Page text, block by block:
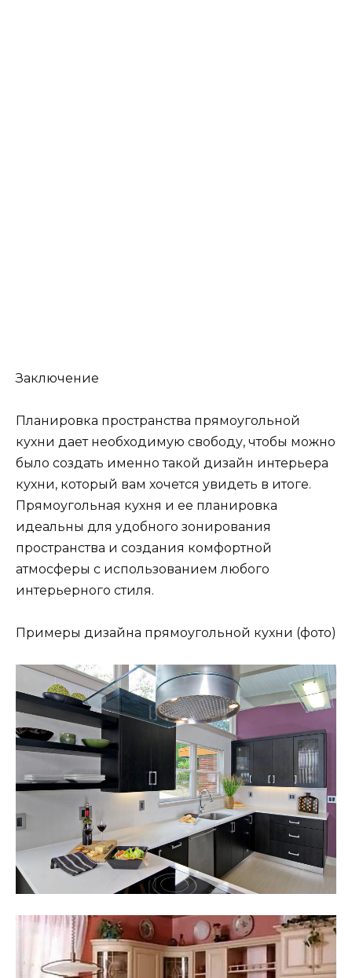
Заключение
Планировка пространства прямоугольной
кухни дает необходимую свободу, чтобы можно
было создать именно такой дизайн интерьера
кухни, который вам хочется увидеть в итоге.
Прямоугольная кухня и ее планировка
идеальны для удобного зонирования
пространства и создания комфортной
атмосферы с использованием любого
интерьерного стиля.
Примеры дизайна прямоугольной кухни (фото)